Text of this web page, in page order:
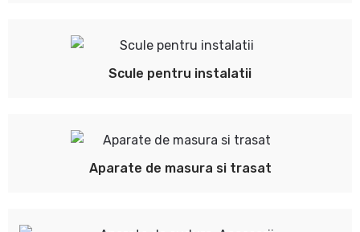
Scule pentru instalatii
Aparate de masura si trasat